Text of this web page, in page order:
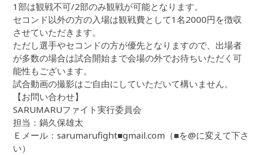
1部は観戦不可/2部のみ観戦が可能となります。
セコンド以外の方の入場は観戦費として1名2000円を徴収
させていただきます。
ただし選手やセコンドの方が優先となりますので、出場者
が多数の場合は試合開始まで会場の外でお待ちいただく可
能性もございます。
試合動画の撮影はご自由にしていただいて構いません。
【お問い合わせ】
SARUMARUファイト実行委員会
担当：鍋久保雄太
Ｅメール：sarumarufight■gmail.com（■を@に変えて下さ
い）